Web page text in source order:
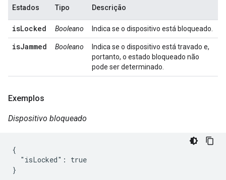
Estados Tipo Descrição
isLocked Booleano Indica se o dispositivo está bloqueado.
isJammed Booleano
Indica se o dispositivo está travado e,
portanto, o estado bloqueado não
pode ser determinado.
Exemplos
Dispositivo bloqueado
{
  "isLocked": true
}